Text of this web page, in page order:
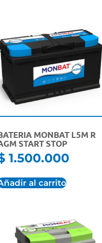
MONBAT L5M R
START STOP
1.500.000
al carrito